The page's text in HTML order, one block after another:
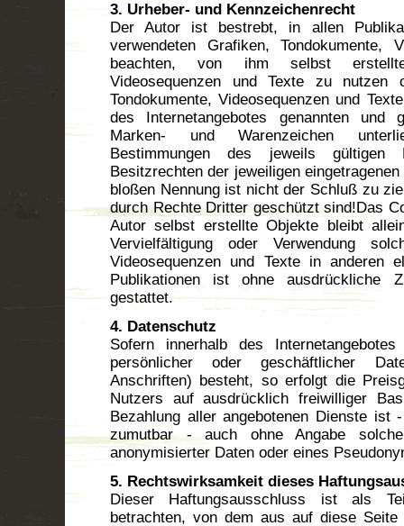
3. Urheber- und Kennzeichenrecht
Der Autor ist bestrebt, in allen
verwendeten Grafiken, Tondokumente,
beachten, von ihm selbst erstellte
Videosequenzen und Texte zu nutzen
Tondokumente, Videosequenzen und
des Internetangebotes genannten und
Marken- und Warenzeichen
Bestimmungen des jeweils gültigen
Besitzrechten der jeweiligen
bloßen Nennung ist nicht der Schluß zu
durch Rechte Dritter geschützt sind!Das
Autor selbst erstellte Objekte bleibt
Vervielfältigung oder Verwendung
Videosequenzen und Texte in anderen
Publikationen ist ohne ausdrückliche
gestattet.
4. Datenschutz
Sofern innerhalb des
persönlicher oder geschäftlicher
Anschriften) besteht, so erfolgt die
Nutzers auf ausdrücklich freiwilliger
Bezahlung aller angebotenen Dienste ist
zumutbar - auch ohne Angabe
anonymisierter Daten oder eines
5. Rechtswirksamkeit dieses
Dieser Haftungsausschluss ist als
betrachten, von dem aus auf diese